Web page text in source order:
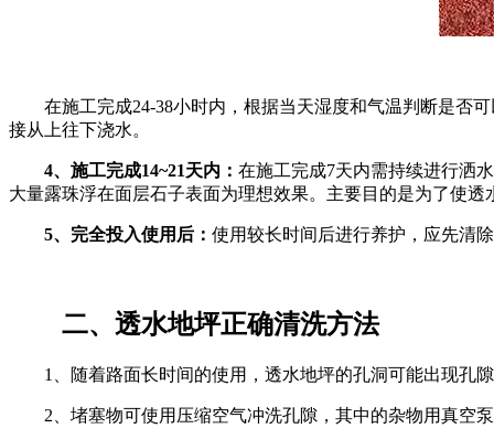
在施工完成24-38小时内，根据当天湿度和气温判断是否
接从上往下浇水。
4、施工完成14~21天内： 在施工完成7天内需持续进行洒
大量露珠浮在面层石子表面为理想效果。主要目的是为了使
5、完全投入使用后： 使用较长时间后进行养护，应先清
二、透水地坪正确清洗方法
1、随着路面长时间的使用，透水地坪的孔洞可能出现孔
2、堵塞物可使用压缩空气冲洗孔隙，其中的杂物用真空